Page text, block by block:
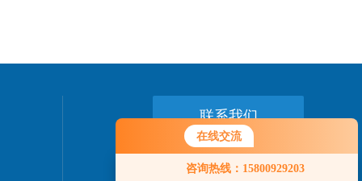
在线交流
咨询热线：15800929203
您好！欢迎前来咨询，很高兴为您
服务，请问您要咨询什么问题呢？
联系我们
24小时热线：